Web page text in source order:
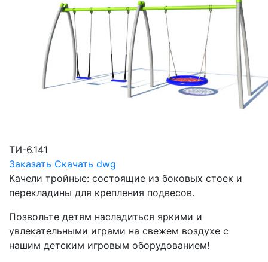
ТИ-6.141
Заказать Скачать dwg
Качели тройные: состоящие из боковых стоек и
перекладины для крепления подвесов.
Позвольте детям насладиться яркими и
увлекательными играми на свежем воздухе с
нашим детским игровым оборудованием!